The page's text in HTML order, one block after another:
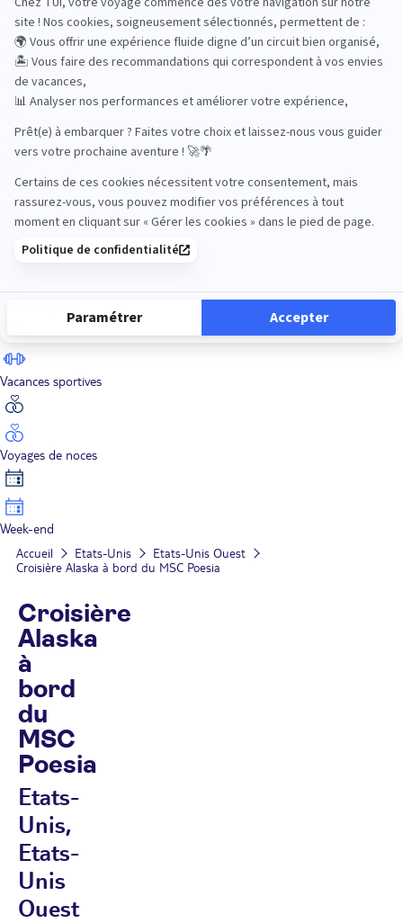
Road Trips
Safari
Sénior
Vacances sportives
Voyages de noces
Week-end
Accueil Etats-Unis
Etats-Unis Ouest
Croisière Alaska à bord du MSC Poesia
Croisière
Alaska
à
bord
du
MSC
Poesia
Etats-
Unis,
Etats-
Unis
Ouest